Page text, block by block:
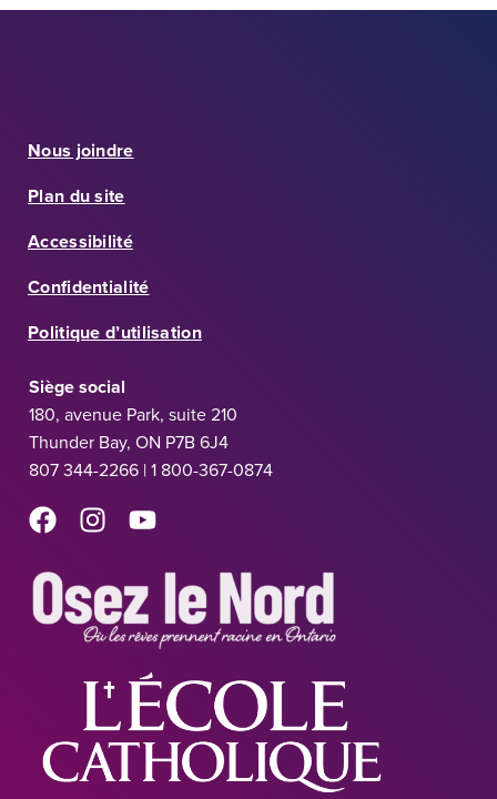
Nous joindre
Plan du site
Accessibilité
Confidentialité
Politique d’utilisation
Siège social
180, avenue Park, suite 210
Thunder Bay, ON P7B 6J4
807 344-2266 | 1 800-367-0874